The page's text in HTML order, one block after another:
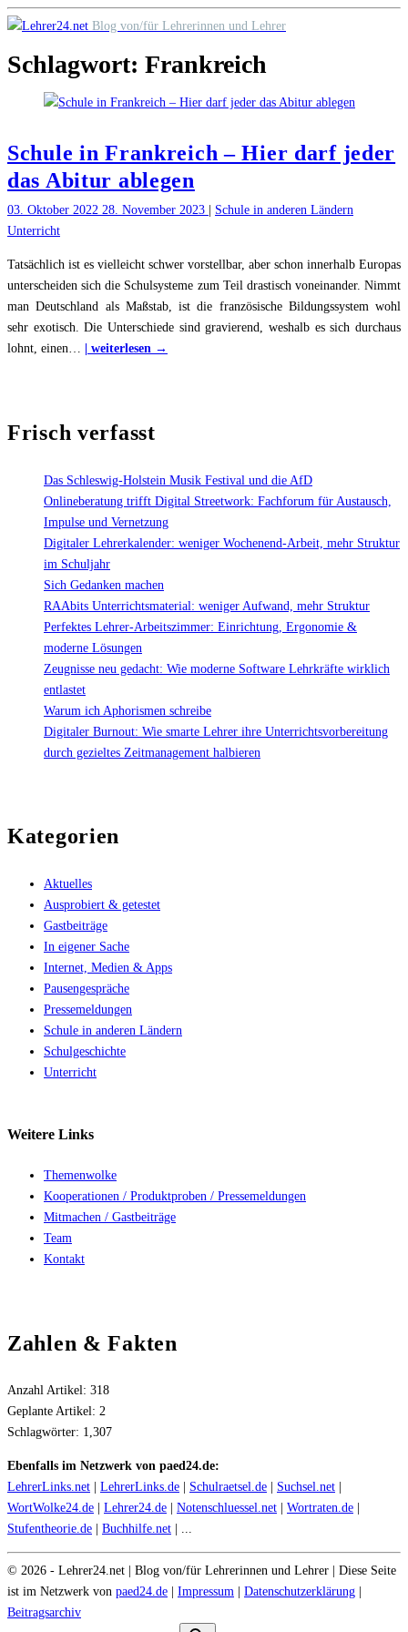
Skip
content
Blog von/für Lehrerinnen und Lehrer
Schlagwort: Frankreich
Schule in Frankreich – Hier darf jeder
das Abitur ablegen
03. Oktober 2022 28. November 2023
Schule in anderen Ländern
Unterricht
Tatsächlich ist es vielleicht schwer vorstellbar, aber schon innerhalb Europas
unterscheiden sich die Schulsysteme zum Teil drastisch voneinander. Nimmt
man Deutschland als Maßstab, ist die französische Bildungssystem wohl
sehr exotisch. Die Unterschiede sind gravierend, weshalb es sich durchaus
lohnt, einen… | weiterlesen →
jeder
das
ablegen"
Frisch verfasst
Das Schleswig-Holstein Musik Festival und die AfD
Onlineberatung trifft Digital Streetwork: Fachforum für Austausch,
Impulse und Vernetzung
Digitaler Lehrerkalender: weniger Wochenend-Arbeit, mehr Struktur
im Schuljahr
Sich Gedanken machen
RAAbits Unterrichtsmaterial: weniger Aufwand, mehr Struktur
Perfektes Lehrer-Arbeitszimmer: Einrichtung, Ergonomie &
moderne Lösungen
Zeugnisse neu gedacht: Wie moderne Software Lehrkräfte wirklich
entlastet
Warum ich Aphorismen schreibe
Digitaler Burnout: Wie smarte Lehrer ihre Unterrichtsvorbereitung
durch gezieltes Zeitmanagement halbieren
Kategorien
Aktuelles
Ausprobiert & getestet
Gastbeiträge
In eigener Sache
Internet, Medien & Apps
Pausengespräche
Pressemeldungen
Schule in anderen Ländern
Schulgeschichte
Unterricht
Weitere Links
Themenwolke
Kooperationen / Produktproben / Pressemeldungen
Mitmachen / Gastbeiträge
Team
Kontakt
Zahlen & Fakten
Anzahl Artikel: 318
Geplante Artikel: 2
Schlagwörter: 1,307
Ebenfalls im Netzwerk von paed24.de:
LehrerLinks.net
LehrerLinks.de Schulraetsel.de Suchsel.net
WortWolke24.de
Lehrer24.de Notenschluessel.net Wortraten.de
Stufentheorie.de
Buchhilfe.net | ...
© 2026 - Lehrer24.net | Blog von/für Lehrerinnen und Lehrer | Diese Seite
ist im Netzwerk von paed24.de Impressum Datenschutzerklärung
Beitragsarchiv